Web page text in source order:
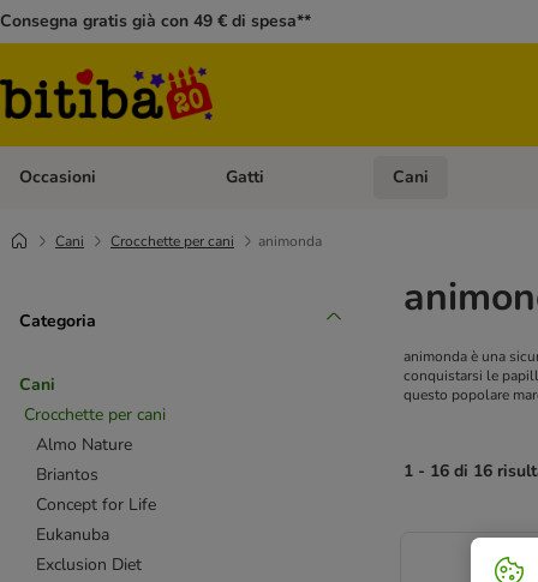
Consegna gratis già con 49 € di spesa**
Occasioni Apri Menù Categoria: Occasioni
Gatti Apri Menù Categoria:
Cani
Cani Crocchette per cani animonda
Categoria
Cani
Crocchette per cani
Almo Nature
Briantos
Concept for Life
Eukanuba
Exclusion Diet
animonda è una
conquistarsi le
questo popolare
1 - 16 di 16